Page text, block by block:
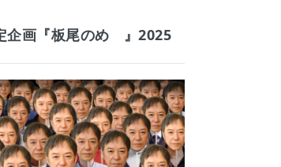
企画『板尾のめ゙』2025